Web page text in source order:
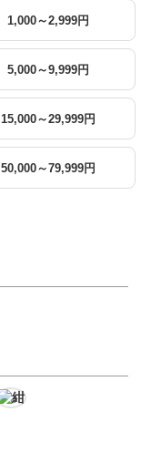
1,000～2,999円
5,000～9,999円
15,000～29,999円
50,000～79,999円